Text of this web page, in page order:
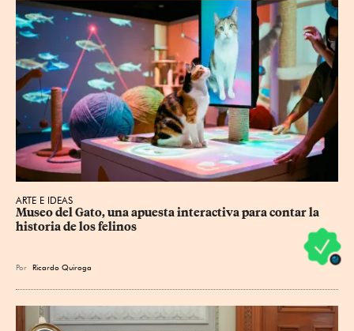
ARTE E IDEAS
Museo del Gato, una apuesta interactiva para contar la
historia de los felinos
Por Ricardo Quiroga